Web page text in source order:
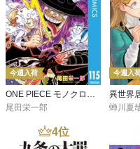
今週入荷
尾田栄一郎
今週入
蝉川夏
4位